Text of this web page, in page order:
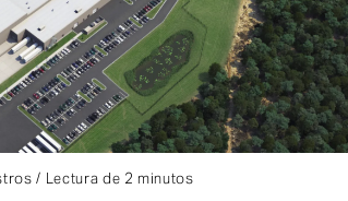
/ Lectura de 2 minutos